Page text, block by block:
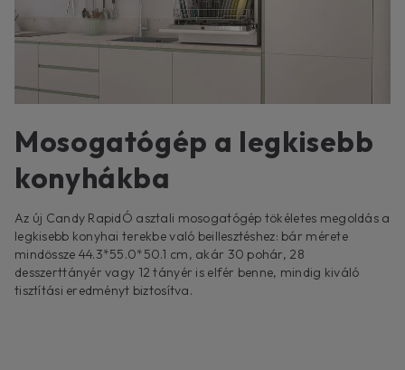
Mosogatógép a legkisebb
konyhákba
Az új Candy RapidÓ asztali mosogatógép tökéletes megoldás a
legkisebb konyhai terekbe való beillesztéshez: bár mérete
mindössze 44.3*55.0*50.1 cm, akár 30 pohár, 28
desszerttányér vagy 12 tányér is elfér benne, mindig kiváló
tisztítási eredményt biztosítva.